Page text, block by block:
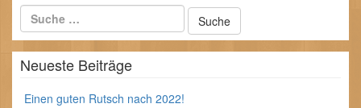
Neueste Beiträge
Einen guten Rutsch nach 2022!